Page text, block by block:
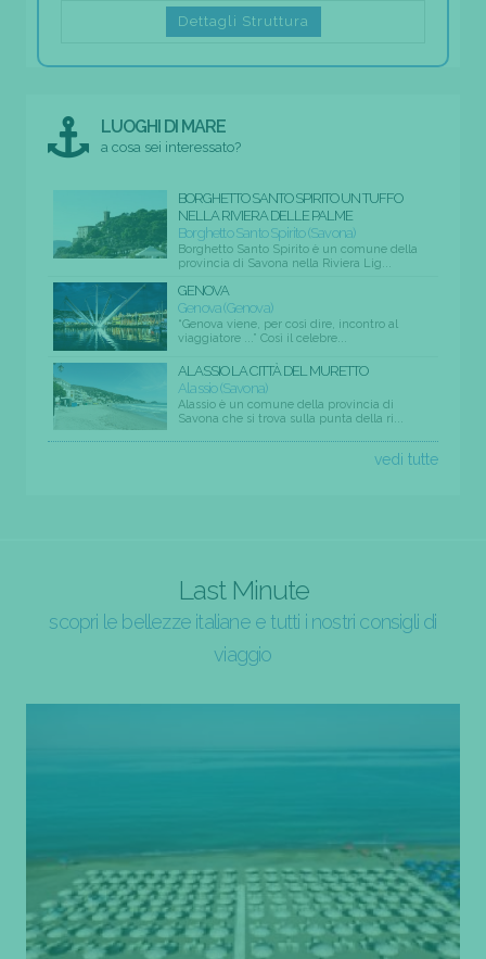
Dettagli Struttura
LUOGHI DI MARE
a cosa sei interessato?
BORGHETTO SANTO SPIRITO UN TUFFO
NELLA RIVIERA DELLE PALME
Borghetto Santo Spirito (Savona)
Borghetto Santo Spirito è un comune della
provincia di Savona nella Riviera Lig...
GENOVA
Genova (Genova)
“Genova viene, per così dire, incontro al
viaggiatore ...” Così il celebre...
ALASSIO LA CITTÀ DEL MURETTO
Alassio (Savona)
Alassio è un comune della provincia di
Savona che si trova sulla punta della ri...
vedi tutte
Last Minute
scopri le bellezze italiane e tutti i nostri consigli di
viaggio